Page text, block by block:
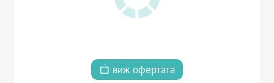
виж офертата